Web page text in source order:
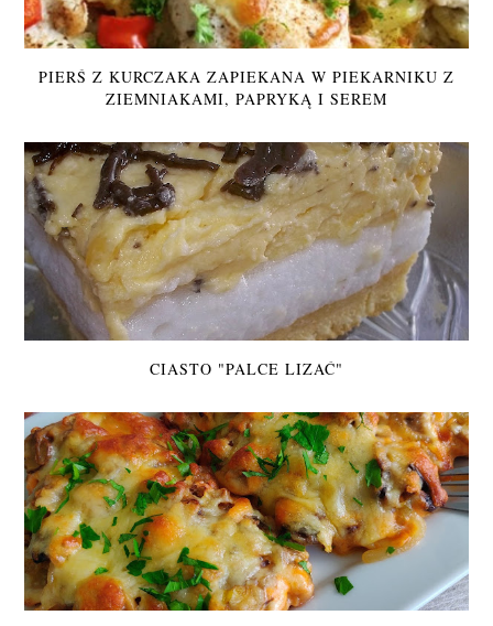
PIERŚ Z KURCZAKA ZAPIEKANA W PIEKARNIKU Z
ZIEMNIAKAMI, PAPRYKĄ I SEREM
CIASTO "PALCE LIZAĆ"